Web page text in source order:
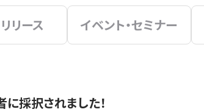
リース イベント・セミナー
採択されました！